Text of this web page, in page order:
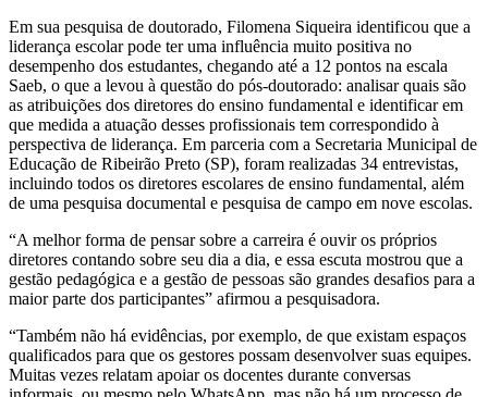
Em sua pesquisa de doutorado, Filomena Siqueira identificou que a
liderança escolar pode ter uma influência muito positiva no
desempenho dos estudantes, chegando até a 12 pontos na escala
Saeb, o que a levou à questão do pós-doutorado: analisar quais são
as atribuições dos diretores do ensino fundamental e identificar em
que medida a atuação desses profissionais tem correspondido à
perspectiva de liderança. Em parceria com a Secretaria Municipal de
Educação de Ribeirão Preto (SP), foram realizadas 34 entrevistas,
incluindo todos os diretores escolares de ensino fundamental, além
de uma pesquisa documental e pesquisa de campo em nove escolas.
“A melhor forma de pensar sobre a carreira é ouvir os próprios
diretores contando sobre seu dia a dia, e essa escuta mostrou que a
gestão pedagógica e a gestão de pessoas são grandes desafios para a
maior parte dos participantes” afirmou a pesquisadora.
“Também não há evidências, por exemplo, de que existam espaços
qualificados para que os gestores possam desenvolver suas equipes.
Muitas vezes relatam apoiar os docentes durante conversas